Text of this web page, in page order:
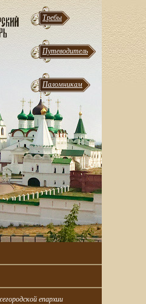
Требы
Путеводитель
Паломникам
епархии